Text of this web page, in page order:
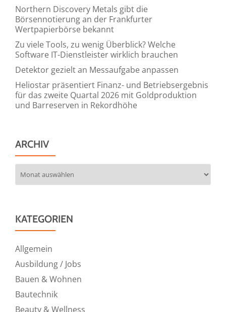
Northern Discovery Metals gibt die
Börsennotierung an der Frankfurter
Wertpapierbörse bekannt
Zu viele Tools, zu wenig Überblick? Welche
Software IT-Dienstleister wirklich brauchen
Detektor gezielt an Messaufgabe anpassen
Heliostar präsentiert Finanz- und Betriebsergebnis
für das zweite Quartal 2026 mit Goldproduktion
und Barreserven in Rekordhöhe
ARCHIV
KATEGORIEN
Allgemein
Ausbildung / Jobs
Bauen & Wohnen
Bautechnik
Beauty & Wellness